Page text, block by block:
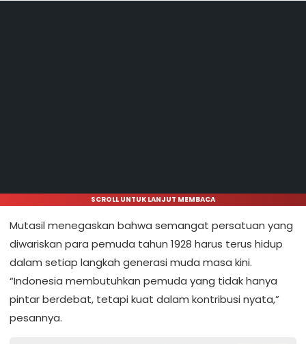
SCROLL UNTUK LANJUT MEMBACA
Mutasil menegaskan bahwa semangat persatuan yang
diwariskan para pemuda tahun 1928 harus terus hidup
dalam setiap langkah generasi muda masa kini.
“Indonesia membutuhkan pemuda yang tidak hanya
pintar berdebat, tetapi kuat dalam kontribusi nyata,”
pesannya.